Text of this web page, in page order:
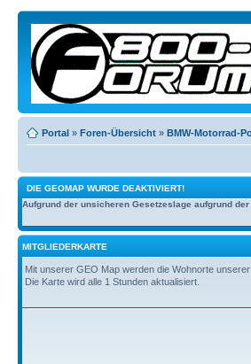
Portal » Foren-Übersicht » BMW-Motorrad-
DIE GEOMAP WURDE DEAKTIVIERT!
Aufgrund der unsicheren Gesetzeslage aufgrund
MITGLIEDERKARTE
Mit unserer GEO Map werden die Wohnorte
Die Karte wird alle 1 Stunden aktualisiert.